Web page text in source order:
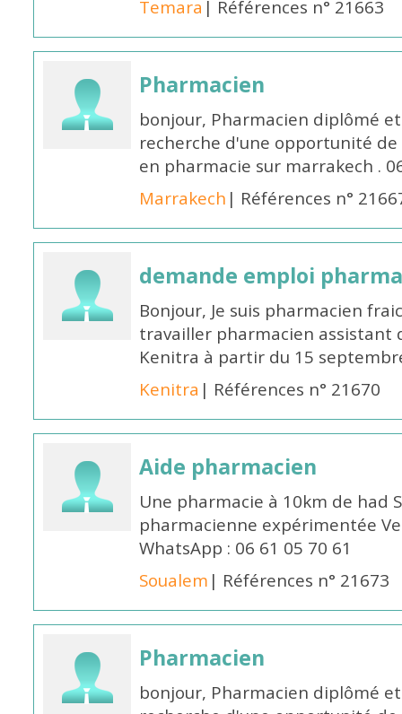
Temara | Références n° 21663
Pharmacien
bonjour, Pharmacien diplômé
recherche d'une opportunité
en pharmacie sur marrakech .
Marrakech | Références n°
demande emploi
Bonjour, Je suis pharmacien
travailler pharmacien assistant
Kenitra à partir du 15
Kenitra | Références n° 21670
Aide pharmacien
Une pharmacie à 10km de had
pharmacienne expérimentée
WhatsApp : 06 61 05 70 61
Soualem | Références n° 21673
Pharmacien
bonjour, Pharmacien diplômé